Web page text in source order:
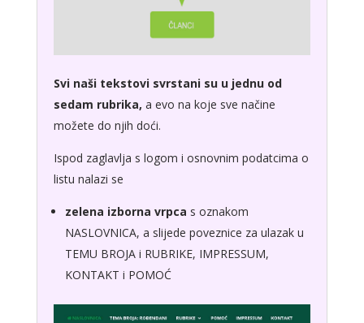
Svi naši tekstovi svrstani su u jednu od
sedam rubrika, a evo na koje sve načine
možete do njih doći.
Ispod zaglavlja s logom i osnovnim podatcima o
listu nalazi se
zelena izborna vrpca s oznakom
NASLOVNICA, a slijede poveznice za ulazak u
TEMU BROJA i RUBRIKE, IMPRESSUM,
KONTAKT i POMOĆ